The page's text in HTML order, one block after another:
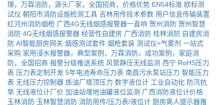
理，万霖消防，源头厂家，全国招商，价格优势 EN54标准 欧标测
试仪 朝阳市消防设施检测工具 吉林用传技术参数 用户信息传输装置
红河州消防烟枪 广西4G无线烟感报警器一直响 贺州消防 贺州智慧
消防 4G无线烟感报警器 经营性自建房 广西消防 桂林消防 自建房消
防 AI智能厨房网关 烟感测试套件 烟枪套装 测试仪+气雾剂 一站式
采购 家用浸水报警器，典型案例，万霖消防，成功案例，家庭消
防，全国招商 报警分级推送系统 风管静压无线监测 西宁 RoHS压力
表 压力表定制开发 5年电池寿命压力表 南昌污水泵站压力 智能压力
表 无线压力控制器 炼油厂塔顶压力 数字液位计 工业自动化 防汛抗
旱 无线液位计厂价 加油站埋地油罐液位监测 广西消防液位计价格
玉林消防 玉林智慧消防 消防用传/压力表/液位计 厨房离人提示器推